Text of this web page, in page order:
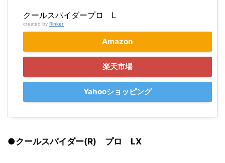
クールスパイダープロ L
created by Rinker
Amazon
楽天市場
Yahooショッピング
●クールスパイダー(R) プロ LX